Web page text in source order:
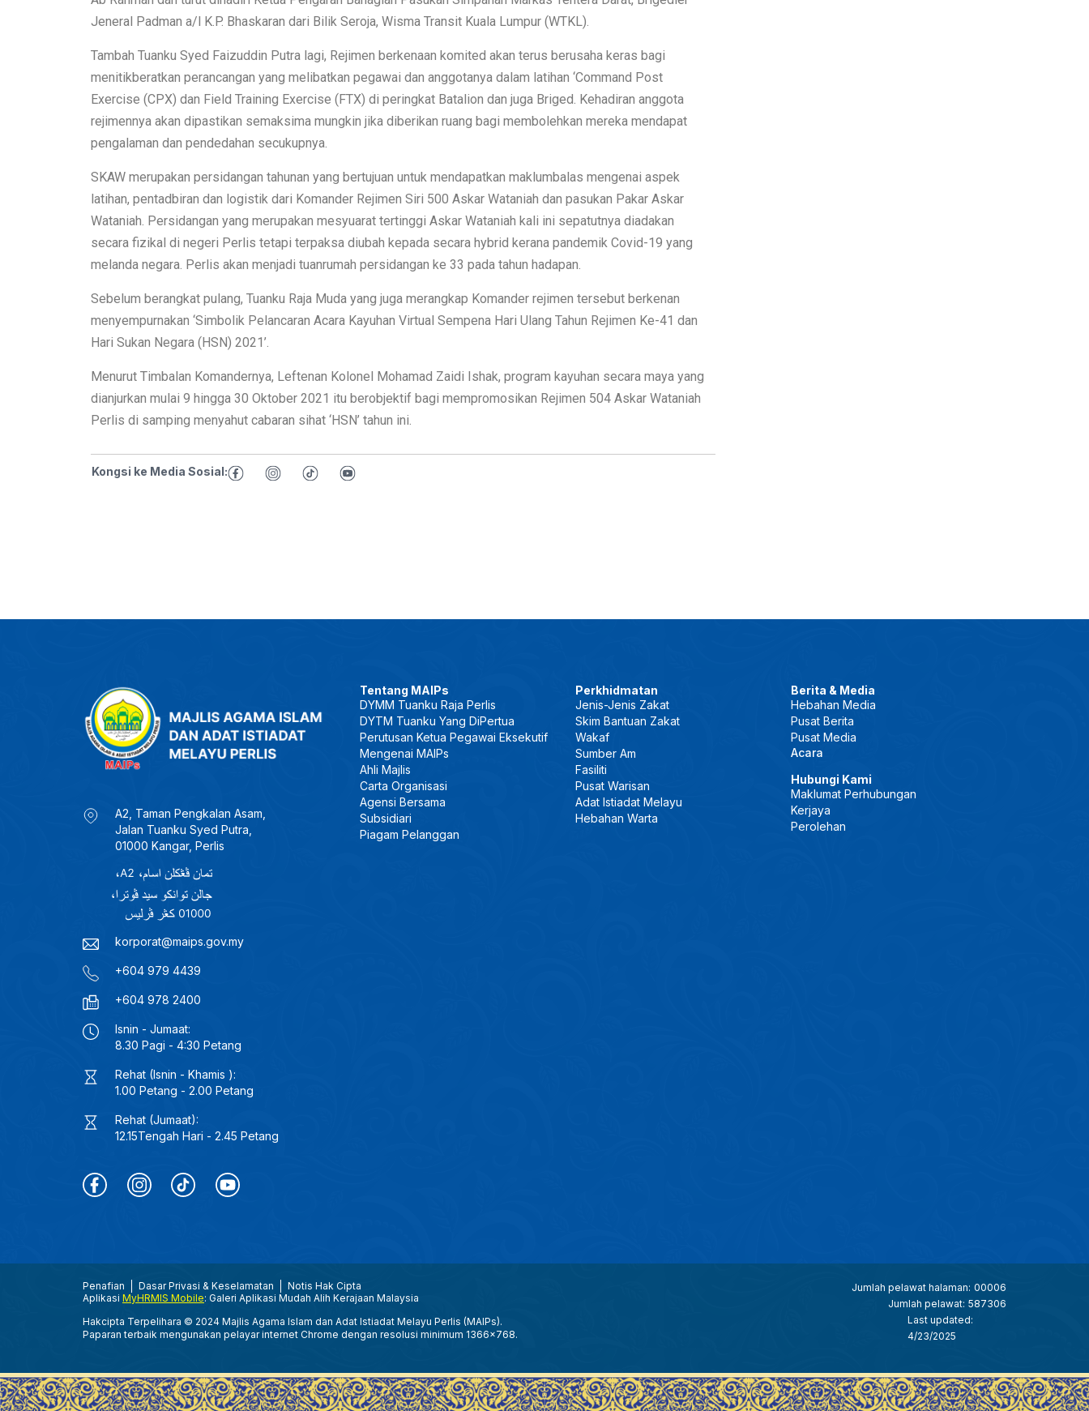
Jeneral Padman a/l K.P. Bhaskaran dari Bilik Seroja, Wisma Transit Kuala Lumpur (WTKL).
Tambah Tuanku Syed Faizuddin Putra lagi, Rejimen berkenaan komited akan terus berusaha keras bagi
menitikberatkan perancangan yang melibatkan pegawai dan anggotanya dalam latihan ‘Command Post
Exercise (CPX) dan Field Training Exercise (FTX) di peringkat Batalion dan juga Briged. Kehadiran anggota
rejimennya akan dipastikan semaksima mungkin jika diberikan ruang bagi membolehkan mereka mendapat
pengalaman dan pendedahan secukupnya.
SKAW merupakan persidangan tahunan yang bertujuan untuk mendapatkan maklumbalas mengenai aspek
latihan, pentadbiran dan logistik dari Komander Rejimen Siri 500 Askar Wataniah dan pasukan Pakar Askar
Wataniah. Persidangan yang merupakan mesyuarat tertinggi Askar Wataniah kali ini sepatutnya diadakan
secara fizikal di negeri Perlis tetapi terpaksa diubah kepada secara hybrid kerana pandemik Covid-19 yang
melanda negara. Perlis akan menjadi tuanrumah persidangan ke 33 pada tahun hadapan.
Sebelum berangkat pulang, Tuanku Raja Muda yang juga merangkap Komander rejimen tersebut berkenan
menyempurnakan ‘Simbolik Pelancaran Acara Kayuhan Virtual Sempena Hari Ulang Tahun Rejimen Ke-41 dan
Hari Sukan Negara (HSN) 2021’.
Menurut Timbalan Komandernya, Leftenan Kolonel Mohamad Zaidi Ishak, program kayuhan secara maya yang
dianjurkan mulai 9 hingga 30 Oktober 2021 itu berobjektif bagi mempromosikan Rejimen 504 Askar Wataniah
Perlis di samping menyahut cabaran sihat ‘HSN’ tahun ini.
Kongsi ke Media Sosial:
A2, Taman Pengkalan Asam,
Jalan Tuanku Syed Putra,
01000 Kangar, Perlis
korporat@maips.gov.my
+604 979 4439
+604 978 2400
Isnin - Jumaat:
8.30 Pagi - 4:30 Petang
Rehat (Isnin - Khamis ):
1.00 Petang - 2.00 Petang
Rehat (Jumaat):
12.15Tengah Hari - 2.45 Petang
Tentang MAIPs
DYMM Tuanku Raja Perlis
DYTM Tuanku Yang DiPertua
Perutusan Ketua Pegawai Eksekutif
Mengenai MAIPs
Ahli Majlis
Carta Organisasi
Agensi Bersama
Subsidiari
Piagam Pelanggan
Perkhidmatan
Jenis-Jenis Zakat
Skim Bantuan Zakat
Wakaf
Sumber Am
Fasiliti
Pusat Warisan
Adat Istiadat Melayu
Hebahan Warta
Berita & Media
Hebahan Media
Pusat Berita
Pusat Media
Acara
Hubungi Kami
Maklumat Perhubungan
Kerjaya
Perolehan
Penafian Dasar Privasi & Keselamatan
Notis Hak Cipta
Aplikasi MyHRMIS Mobile: Galeri Aplikasi Mudah Alih Kerajaan Malaysia
Hakcipta Terpelihara © 2024 Majlis Agama Islam dan Adat Istiadat Melayu Perlis (MAIPs).
Paparan terbaik mengunakan pelayar internet Chrome dengan resolusi minimum 1366x768.
Jumlah pelawat halaman: 00006
Jumlah pelawat: 587306
Last updated:
4/23/2025